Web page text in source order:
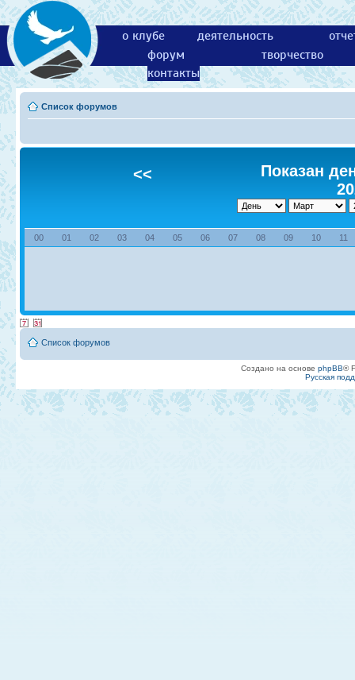
о клубе деятельность
форум
творчество
контакты
Список форумов
<<
Показан
00 01 02 03 04 05 06 07 08 09 10 11
Список форумов
Создано на основе phpBB®
Русская